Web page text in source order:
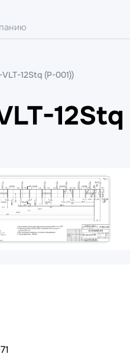
12Stq (Р-001))